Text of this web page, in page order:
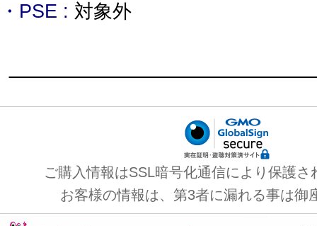
・PSE : 対象外
ご購入情報はSSL暗号化通信により保護さ
お客様の情報は、第3者に漏れる事は御